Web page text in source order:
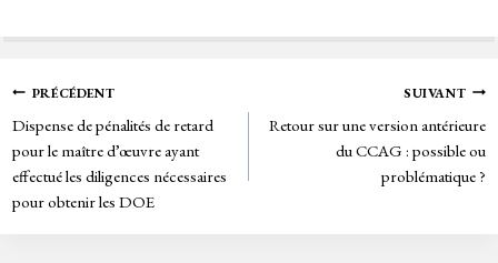
bo tt ail tF
rie
n
dl
y
Navigation
de
l’article
PRÉCÉDENT
Dispense de pénalités de retard
pour le maître d’œuvre ayant
effectué les diligences nécessaires
pour obtenir les DOE
SUIVANT
Retour sur une version antérieure
du CCAG : possible ou
problématique ?